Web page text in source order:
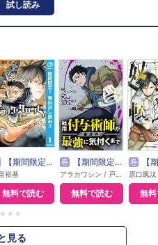
試し読み
【期間限定 無料お試し版】ブラッククローバー
裕基
無料で読む
巻 【期間限定無料】雑用付与術師が自分の最強に気付くまで（コミック） 分冊版
無料で読む
巻 【期間限定 無料
無
● ● ●
見る